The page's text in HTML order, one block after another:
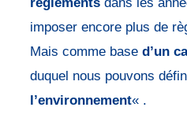
imposer encore plus de
Mais comme base d’un
duquel nous pouvons
l’environnement« .